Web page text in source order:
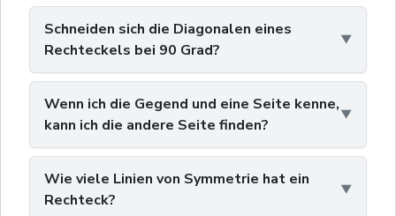
Schneiden sich die Diagonalen eines
Rechteckels bei 90 Grad?
Wenn ich die Gegend und eine Seite kenne,
kann ich die andere Seite finden?
Wie viele Linien von Symmetrie hat ein
Rechteck?